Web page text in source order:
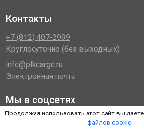
Контакты
+7 (812) 407-2999
Круглосуточно (без выходных)
info@plkcargo.ru
Электронная почта
Мы в соцсетях
Продолжая использовать этот сайт вы даете
файлов cookie